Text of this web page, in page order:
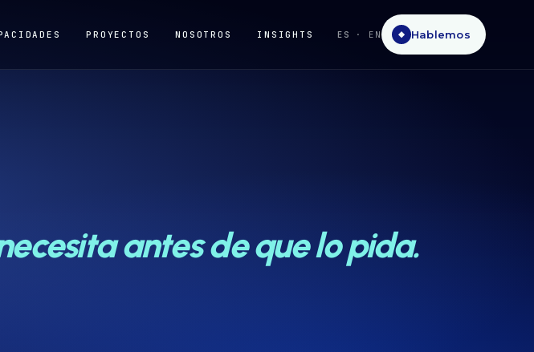
PROYECTOS NOSOTROS INSIGHTS ES · EN ◆ Hablemos
antes de que lo pida.